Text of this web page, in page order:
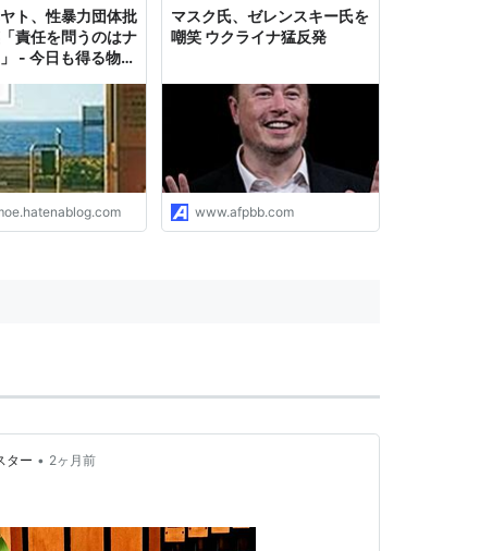
ト、性暴力団体批
責任を問うのはナ
- 今日も得る物な
マスク氏、ゼレンスキー氏を
嘲笑 ウクライナ猛反発
www.afpbb.com
ター • 2ヶ月前